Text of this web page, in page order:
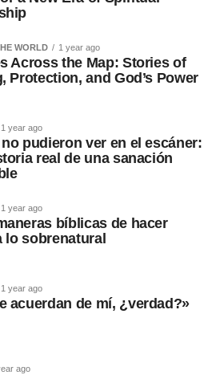
WORLD 1 year ago
Across the Map: Stories of
Protection, and God’s Power
1 year ago
pudieron ver en el escáner:
real de una sanación
1 year ago
bíblicas de hacer
lo sobrenatural
1 year ago
acuerdan de mí, ¿verdad?»
ago